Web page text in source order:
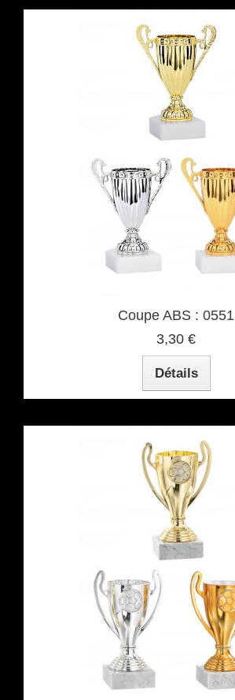
Coupe ABS : 0551
3,30 €
Détails